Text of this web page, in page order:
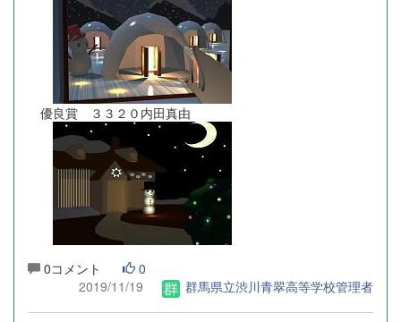
優良賞 ３３２０内田真由
0コメント
0
2019/11/19
群馬県立渋川青翠高等学校管理者